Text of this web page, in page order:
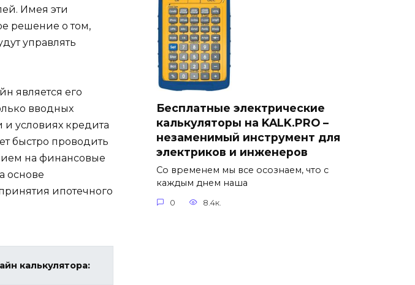
Имея эти
решение о том,
управлять
является его
вводных
условиях кредита
быстро проводить
на финансовые
основе
ипотечного
калькулятора:
Бесплатные электрические
калькуляторы на KALK.PRO –
незаменимый инструмент для
электриков и инженеров
Со временем мы все осознаем, что с
каждым днем наша
0 8.4к.